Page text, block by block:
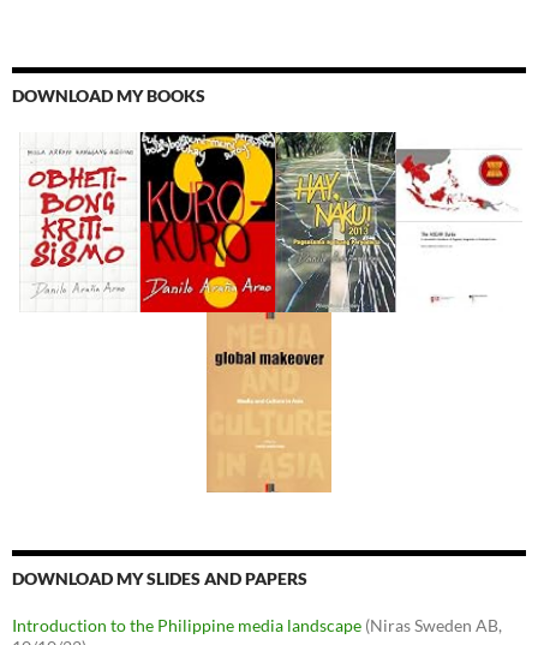
DOWNLOAD MY BOOKS
DOWNLOAD MY SLIDES AND PAPERS
Introduction to the Philippine media landscape (Niras Sweden AB,